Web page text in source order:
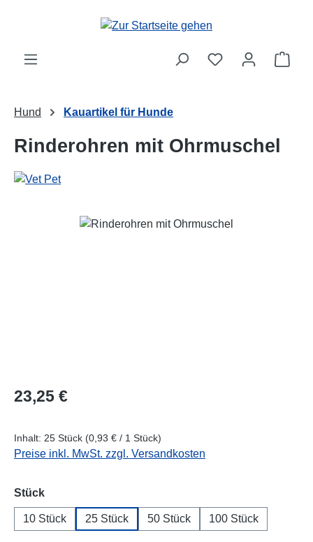
Zum Hauptinhalt springen
Hund Kauartikel für Hunde
Rinderohren mit Ohrmuschel
Bildergalerie überspringen
Regulärer Preis:
23,25 €
Inhalt: 25 Stück (0,93 € / 1 Stück)
Preise inkl. MwSt. zzgl. Versandkosten
Stückauswählen
10 Stück 25 Stück 50 Stück 100 Stück